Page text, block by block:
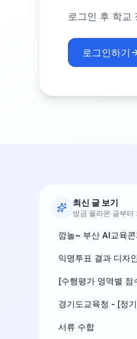
로그인 후 학교
로그인하기
최신 글 보기
방금 올라온 글부터
익명투표 결과 디자
[수행평가 영역별 점
서류 수합